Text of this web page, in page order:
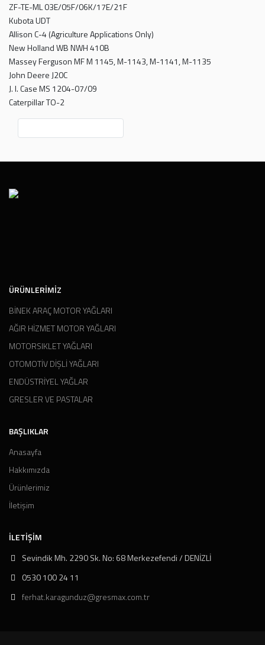
ZF-TE-ML 03E/05F/06K/17E/21F
Kubota UDT
Allison C-4 (Agriculture Applications Only)
New Holland WB NWH 410B
Massey Ferguson MF M 1145, M-1143, M-1141, M-1135
John Deere J20C
J. I. Case MS 1204-07/09
Caterpillar TO-2
ÜRÜNLERIMIZ
BİNEK ARAÇ MOTOR YAĞLARI
AĞIR HİZMET MOTOR YAĞLARI
MOTORSIKLET YAĞLARI
OTOMOTİV DİŞLİ YAĞLARI
ENDÜSTRİYEL YAĞLAR
GRESLER VE PASTALAR
BAŞLIKLAR
Anasayfa
Hakkımızda
Ürünlerimiz
İletişim
İLETIŞIM
Sevindik Mh. 2290 Sk. No: 68 Merkezefendi / DENİZLİ
0530 100 24 11
ferhat.karagunduz@gresmax.com.tr